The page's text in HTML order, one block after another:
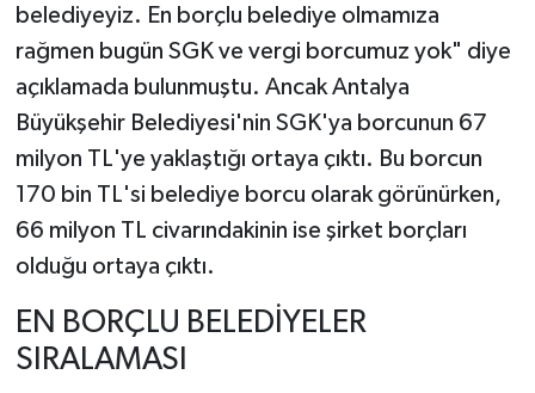
belediyeyiz. En borçlu belediye olmamıza
rağmen bugün SGK ve vergi borcumuz yok" diye
açıklamada bulunmuştu. Ancak Antalya
Büyükşehir Belediyesi'nin SGK'ya borcunun 67
milyon TL'ye yaklaştığı ortaya çıktı. Bu borcun
170 bin TL'si belediye borcu olarak görünürken,
66 milyon TL civarındakinin ise şirket borçları
olduğu ortaya çıktı.
EN BORÇLU BELEDİYELER
SIRALAMASI